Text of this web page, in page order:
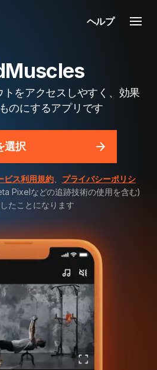
ヘルプ
をアクセスしやすく、効果
のにするアプリです
選択
ビス利用規約、 プライバシーポリシ
Pixelなどの追跡技術の使用を含む)
たことになります